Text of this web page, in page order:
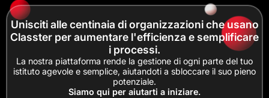
Unisciti alle centinaia di organizzazioni che usano
Classter per aumentare l'efficienza e semplificare
i processi.
La nostra piattaforma rende la gestione di ogni parte del tuo
istituto agevole e semplice, aiutandoti a sbloccare il suo pieno
potenziale.
Siamo qui per aiutarti a iniziare.